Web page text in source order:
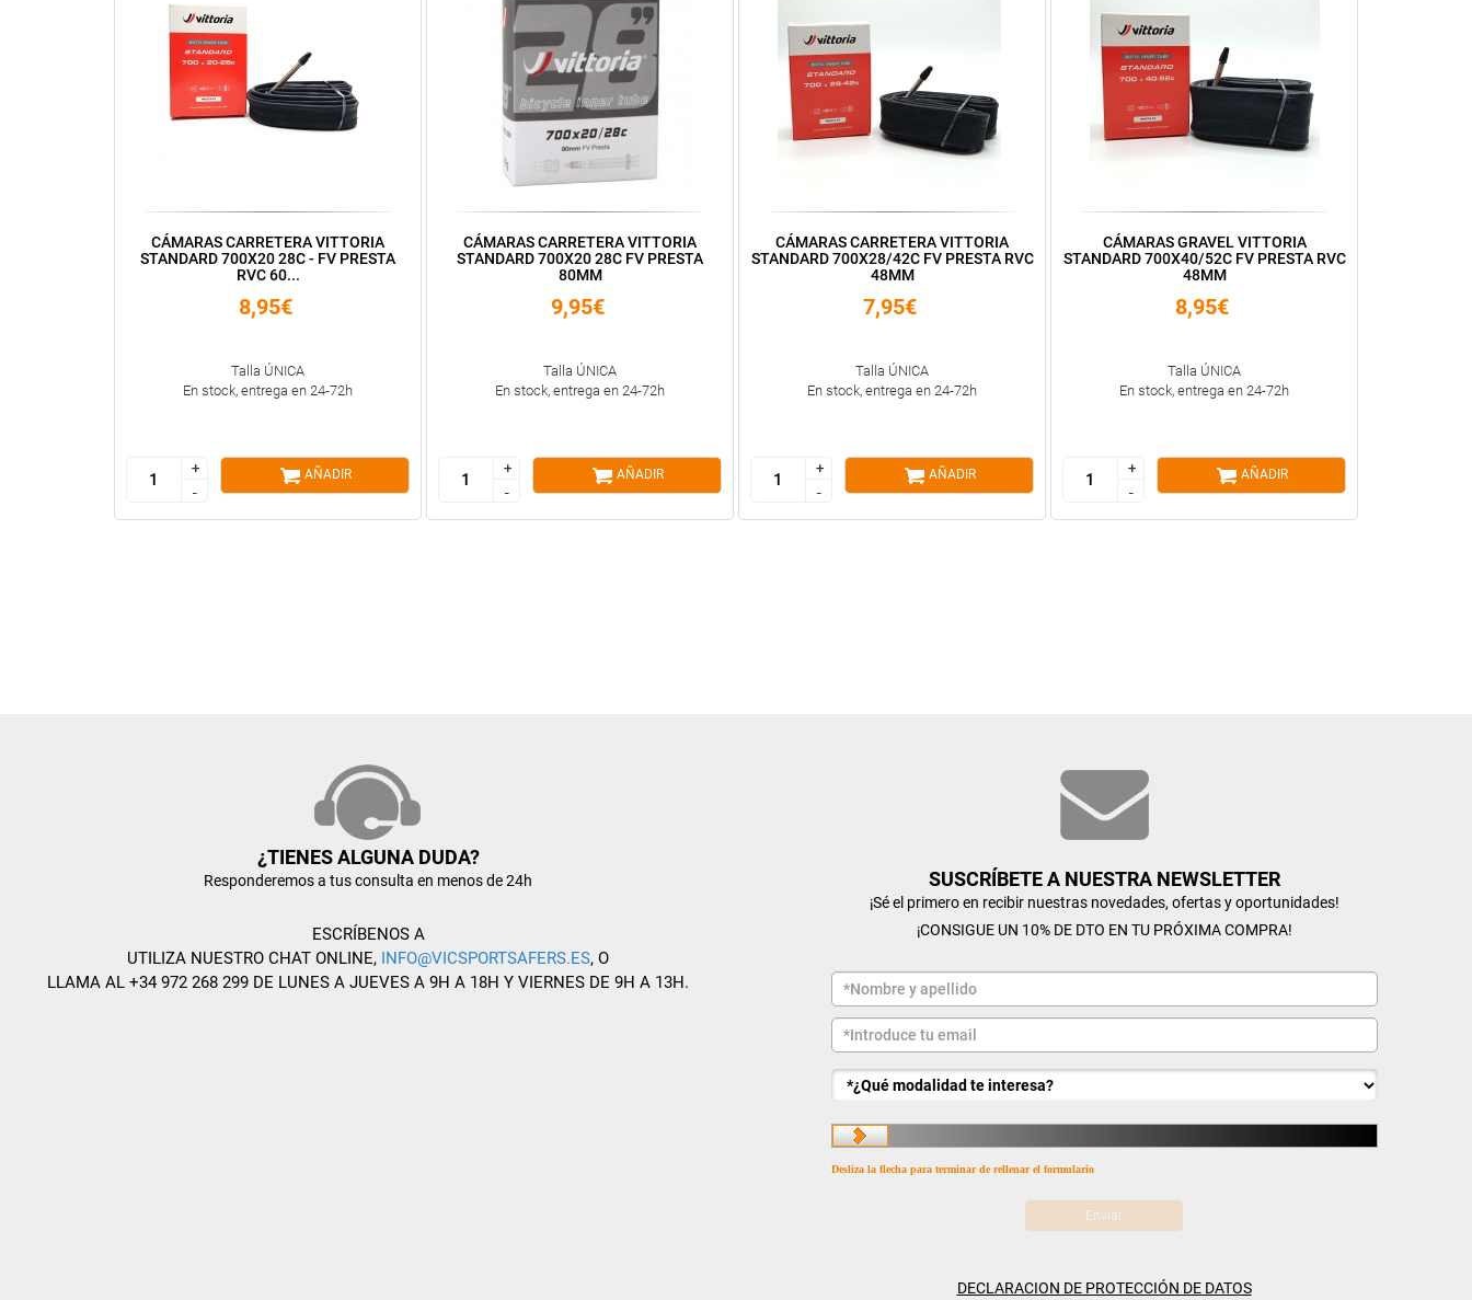
CÁMARAS CARRETERA VITTORIA
STANDARD 700X20 28C - FV PRESTA
RVC 60...
8,95€
Talla ÚNICA
En stock, entrega en 24-72h
+
-
+
-
AÑADIR
CÁMARAS CARRETERA VITTORIA
STANDARD 700X20 28C FV PRESTA
80MM
9,95€
Talla ÚNICA
En stock, entrega en 24-72h
+
-
+
-
AÑADIR
CÁMARAS CARRETERA VITTORIA
STANDARD 700X28/42C FV PRESTA RVC
48MM
7,95€
Talla ÚNICA
En stock, entrega en 24-72h
+
-
+
-
AÑADIR
CÁMARAS GRAVEL VITTORIA
STANDARD 700X40/52C FV PRESTA RVC
48MM
8,95€
Talla ÚNICA
En stock, entrega en 24-72h
+
-
+
-
AÑADIR
¿TIENES ALGUNA DUDA?
Responderemos a tus consulta en menos de 24h
ESCRÍBENOS A
UTILIZA NUESTRO CHAT ONLINE, INFO@VICSPORTSAFERS.ES, O
LLAMA AL +34 972 268 299 DE LUNES A JUEVES A 9H A 18H Y VIERNES DE 9H A 13H.
SUSCRÍBETE A NUESTRA NEWSLETTER
¡Sé el primero en recibir nuestras novedades, ofertas y oportunidades!
¡CONSIGUE UN 10% DE DTO EN TU PRÓXIMA COMPRA!
Desliza la flecha para terminar de rellenar el formulario
DECLARACION DE PROTECCIÓN DE DATOS